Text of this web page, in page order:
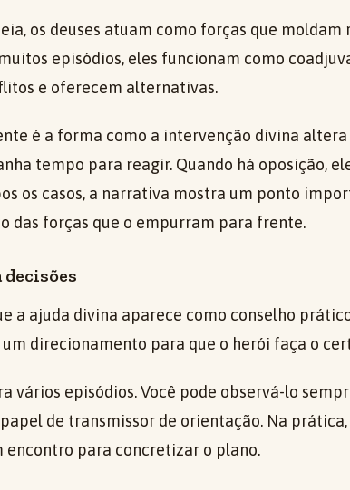
os deuses atuam como forças que moldam
episódios, eles funcionam como
e oferecem alternativas.
é a forma como a intervenção divina altera
tempo para reagir. Quando há oposição,
os casos, a narrativa mostra um ponto
das forças que o empurram para frente.
a ajuda divina aparece como conselho
direcionamento para que o herói faça o
vários episódios. Você pode observá-lo
de transmissor de orientação. Na
encontro para concretizar o plano.